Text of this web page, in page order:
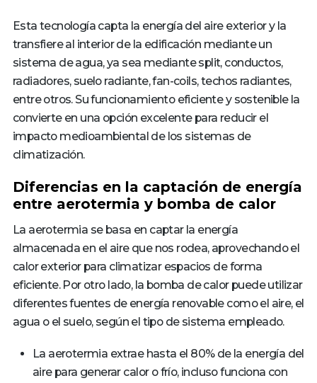
Esta tecnología capta la energía del aire exterior y la
transfiere al interior de la edificación mediante un
sistema de agua, ya sea mediante split, conductos,
radiadores, suelo radiante, fan-coils, techos radiantes,
entre otros. Su funcionamiento eficiente y sostenible la
convierte en una opción excelente para reducir el
impacto medioambiental de los sistemas de
climatización.
Diferencias en la captación de energía
entre aerotermia y bomba de calor
La aerotermia se basa en captar la energía
almacenada en el aire que nos rodea, aprovechando el
calor exterior para climatizar espacios de forma
eficiente. Por otro lado, la bomba de calor puede utilizar
diferentes fuentes de energía renovable como el aire, el
agua o el suelo, según el tipo de sistema empleado.
La aerotermia extrae hasta el 80% de la energía del
aire para generar calor o frío, incluso funciona con